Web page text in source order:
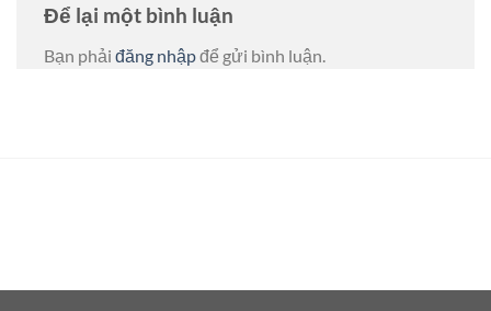
Để lại một bình luận
Bạn phải đăng nhậpđể gửi bình luận.